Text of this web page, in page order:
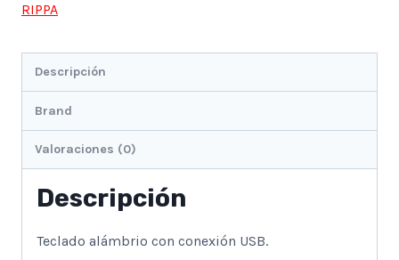
RIPPA
Descripción
Brand
Valoraciones (0)
Descripción
Teclado alámbrio con conexión USB.